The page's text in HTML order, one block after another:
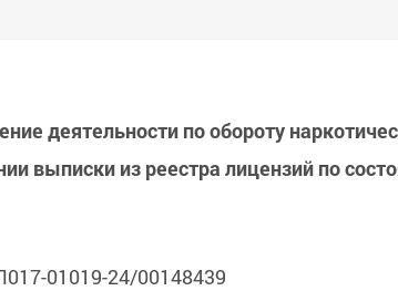
деятельности по обороту
выписки из реестра лицензий по
01019-24/00148439